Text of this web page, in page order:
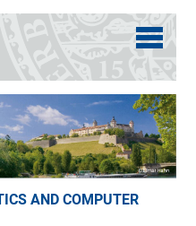
AND COMPUTER